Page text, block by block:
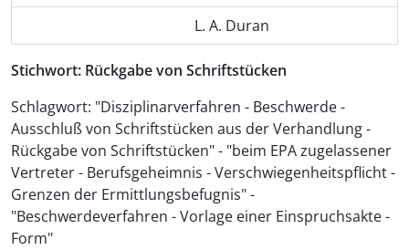
L. A. Duran
Stichwort: Rückgabe von Schriftstücken
Schlagwort: "Disziplinarverfahren - Beschwerde -
Ausschluß von Schriftstücken aus der Verhandlung -
Rückgabe von Schriftstücken" - "beim EPA zugelassener
Vertreter - Berufsgeheimnis - Verschwiegenheitspflicht -
Grenzen der Ermittlungsbefugnis" -
"Beschwerdeverfahren - Vorlage einer Einspruchsakte -
Form"